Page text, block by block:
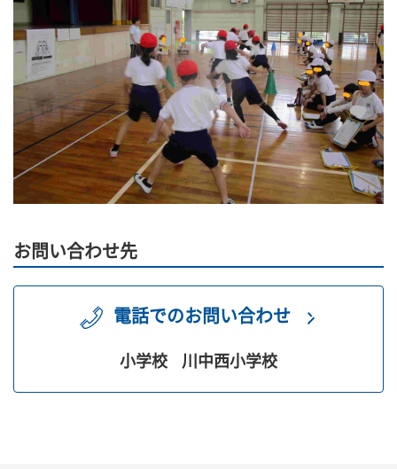
お問い合わせ先
電話でのお問い合わせ
小学校 川中西小学校